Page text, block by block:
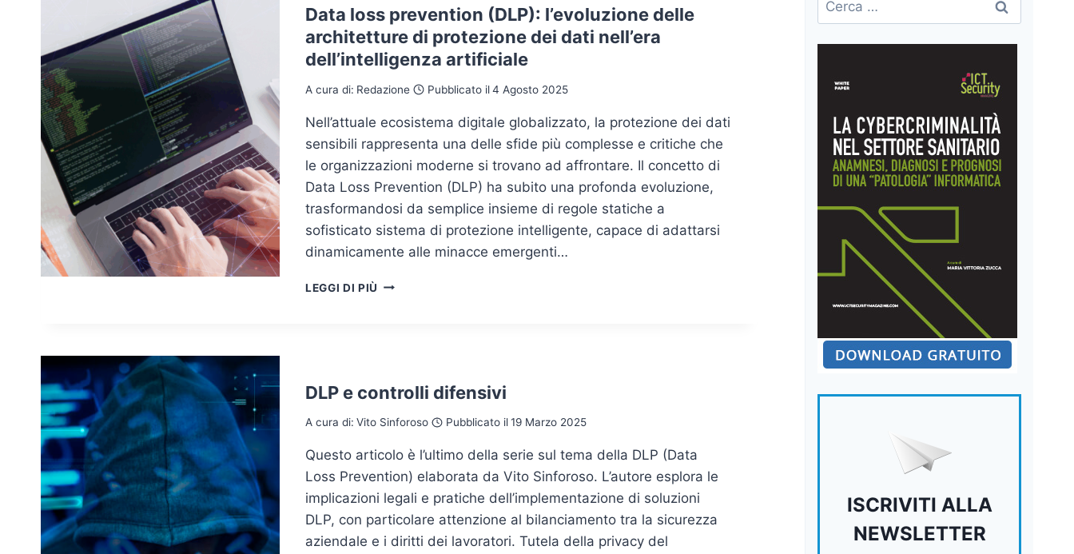
Data loss prevention (DLP): l’evoluzione delle
architetture di protezione dei dati nell’era
dell’intelligenza artificiale
A cura di: Redazione Pubblicato il4 Agosto 2025
Nell’attuale ecosistema digitale globalizzato, la protezione dei dati
sensibili rappresenta una delle sfide più complesse e critiche che
le organizzazioni moderne si trovano ad affrontare. Il concetto di
Data Loss Prevention (DLP) ha subito una profonda evoluzione,
trasformandosi da semplice insieme di regole statiche a
sofisticato sistema di protezione intelligente, capace di adattarsi
dinamicamente alle minacce emergenti…
LEGGI DI PIÙ DATA
ARCHITETTURE
DI
PROTEZIONE
DATI
NELL’ERA
DELL’INTELLIGENZA
ARTIFICIALE
DLP e controlli difensivi
A cura di: Vito Sinforoso Pubblicato il19 Marzo 2025
Questo articolo è l’ultimo della serie sul tema della DLP (Data
Loss Prevention) elaborata da Vito Sinforoso. L’autore esplora le
implicazioni legali e pratiche dell’implementazione di soluzioni
DLP, con particolare attenzione al bilanciamento tra la sicurezza
aziendale e i diritti dei lavoratori. Tutela della privacy del
per:
ISCRIVITI ALLA
NEWSLETTER